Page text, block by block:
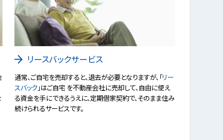
リースバックサービス
通常、ご自宅を売却すると、退去が必要となりますが、「リー
スバック」はご自宅 を不動産会社に売却して、自由に使え
る資金を手にできるうえに、定期借家契約で、そのまま住み
続けられるサービスです。